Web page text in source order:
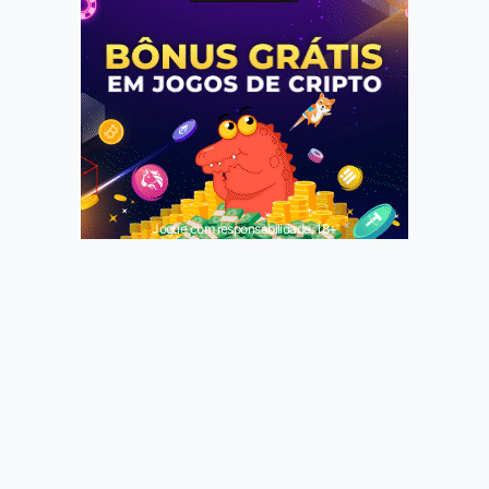
Jogue com responsabilidade. 18+